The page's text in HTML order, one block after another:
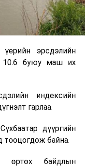
эрсдэлийн
10.6 буюу маш их
индексийн
гарлаа.
дүүргийн
тооцогдож байна.
өртөх байдлын